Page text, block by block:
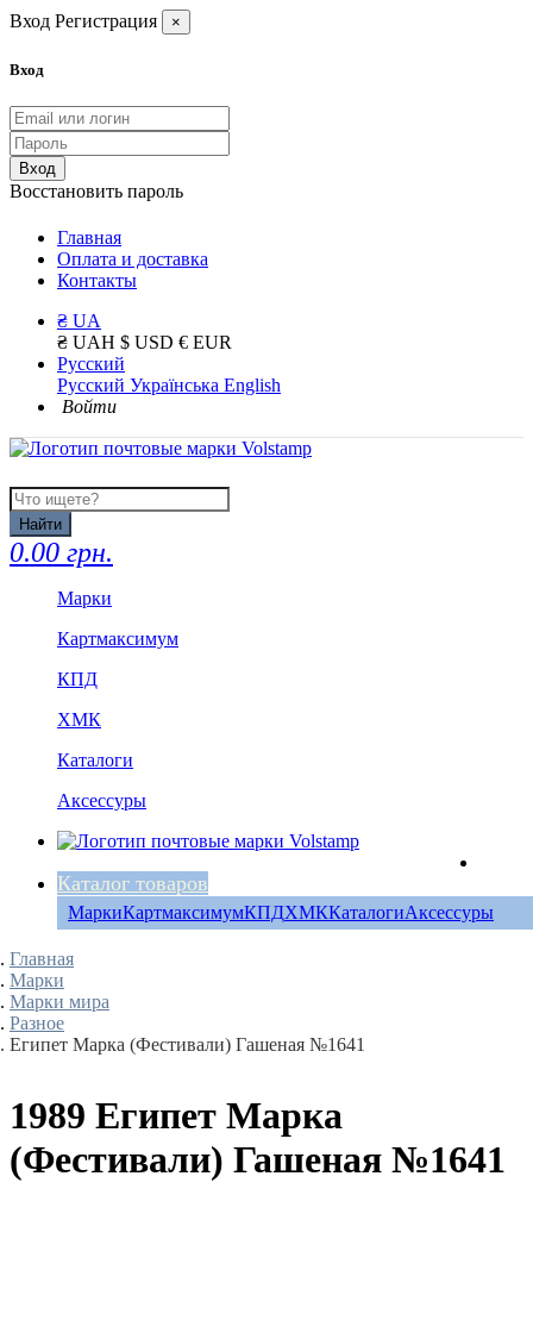
Вход Регистрация ×
Вход
Вход
Восстановить пароль
Главная
Оплата и доставка
Контакты
₴ UA
₴ UAH $ USD € EUR
Русский
Русский Українська English
Войти
Найти
0.00 грн.
Марки
Картмаксимум
КПД
ХМК
Каталоги
Аксессуры
Каталог товаров
МаркиКартмаксимумКПДХМККаталогиАксессуры
Главная
Марки
Марки мира
Разное
Египет Марка (Фестивали) Гашеная №1641
1989 Египет Марка
(Фестивали) Гашеная №1641